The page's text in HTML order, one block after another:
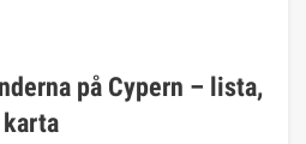
på Cypern – lista,